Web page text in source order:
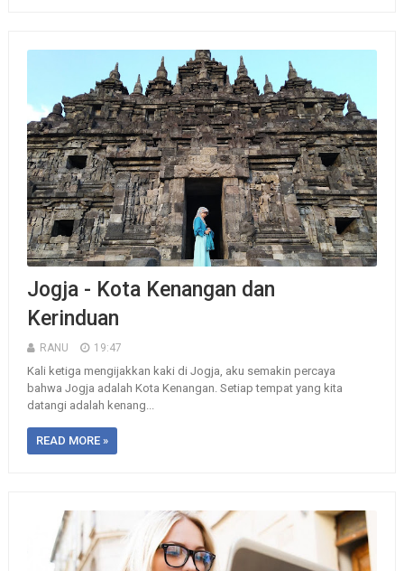
Jogja - Kota Kenangan dan
Kerinduan
RANU 19:47
Kali ketiga mengijakkan kaki di Jogja, aku semakin percaya
bahwa Jogja adalah Kota Kenangan. Setiap tempat yang kita
datangi adalah kenang...
READ MORE »